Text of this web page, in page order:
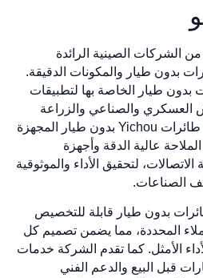
تعد شركة Ningbo Yichou من الشركات الصينية الرائدة
بدون طيار والمكونات الدقيقة.
طيار الخاصة بها لتطبيقات
العسكري والصناعي والزراعة
والمراقبة البيئية. تم تصميم طائرات Yichou بدون طيار المجهزة
عالية الدقة وأجهزة
لتحقيق الأداء والموثوقية
الصناعات.
بدون طيار قابلة للتخصيص
المحددة، مما يضمن تصميم كل
الأمثل. كما تقدم الشركة خدمات
قبل البيع والدعم الفني